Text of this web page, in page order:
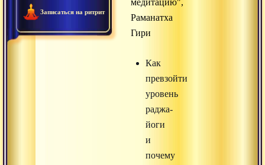
Записаться на ритрит
медитацию",
Раманатха
Гири
Как
превзойти
уровень
раджа-
йоги
и
почему